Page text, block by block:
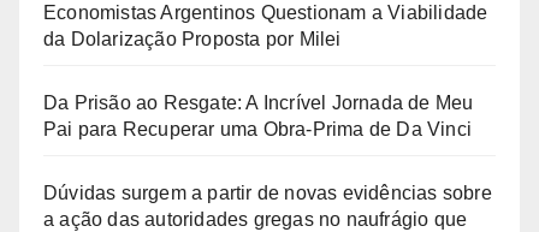
Economistas Argentinos Questionam a Viabilidade
da Dolarização Proposta por Milei
Da Prisão ao Resgate: A Incrível Jornada de Meu
Pai para Recuperar uma Obra-Prima de Da Vinci
Dúvidas surgem a partir de novas evidências sobre
a ação das autoridades gregas no naufrágio que